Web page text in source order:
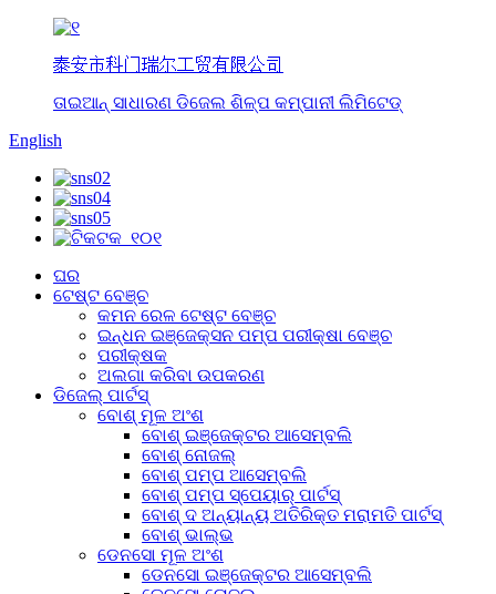
泰安市科门瑞尔工贸有限公司
ତାଇଆନ୍ ସାଧାରଣ ଡିଜେଲ ଶିଳ୍ପ କମ୍ପାନୀ ଲିମିଟେଡ୍
English
ଘର
ଟେଷ୍ଟ ବେଞ୍ଚ
କମନ ରେଳ ଟେଷ୍ଟ ବେଞ୍ଚ
ଇନ୍ଧନ ଇଞ୍ଜେକ୍ସନ ପମ୍ପ ପରୀକ୍ଷା ବେଞ୍ଚ
ପରୀକ୍ଷକ
ଅଲଗା କରିବା ଉପକରଣ
ଡିଜେଲ୍ ପାର୍ଟସ୍
ବୋଶ୍ ମୂଳ ଅଂଶ
ବୋଶ୍ ଇଞ୍ଜେକ୍ଟର ଆସେମ୍ବଲି
ବୋଶ୍ ନୋଜଲ୍
ବୋଶ୍ ପମ୍ପ ଆସେମ୍ବଲି
ବୋଶ୍ ପମ୍ପ ସ୍ପେୟାର୍ ପାର୍ଟସ୍
ବୋଶ୍ ଦ ଅନ୍ୟାନ୍ୟ ଅତିରିକ୍ତ ମରାମତି ପାର୍ଟସ୍
ବୋଶ୍ ଭାଲ୍ଭ
ଡେନସୋ ମୂଳ ଅଂଶ
ଡେନସୋ ଇଞ୍ଜେକ୍ଟର ଆସେମ୍ବଲି